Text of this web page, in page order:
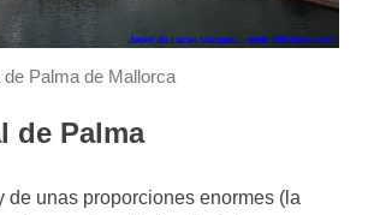
Palma de Mallorca
de Palma
de unas proporciones enormes (la